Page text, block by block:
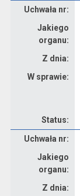
Uchwała nr:
Jakiego
organu:
Z dnia:
W sprawie:
Status:
Uchwała nr:
Jakiego
organu:
Z dnia: